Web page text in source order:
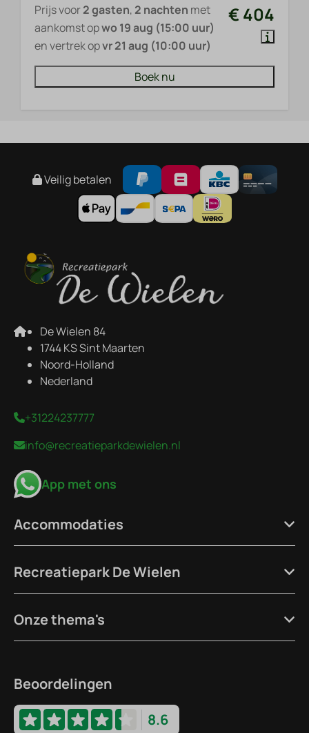
€ 404
Prijs voor2 gasten, 2 nachten met
aankomst opwo 19 aug (15:00 uur)
en vertrek opvr 21 aug (10:00 uur)
Boek nu
Veilig betalen
De Wielen 84
1744 KS Sint Maarten
Noord-Holland
Nederland
+31224237777
info@recreatieparkdewielen.nl
App met ons
Accommodaties
Recreatiepark De Wielen
Onze thema's
Beoordelingen
8.6